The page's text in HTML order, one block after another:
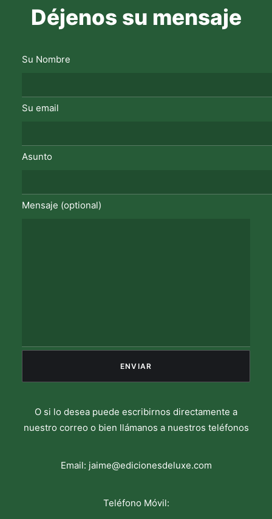
Déjenos su mensaje
Su Nombre
Su email
Asunto
Mensaje (optional)
O si lo desea puede escribirnos directamente a
nuestro correo o bien llámanos a nuestros teléfonos
Email: jaime@edicionesdeluxe.com
Teléfono Móvil: